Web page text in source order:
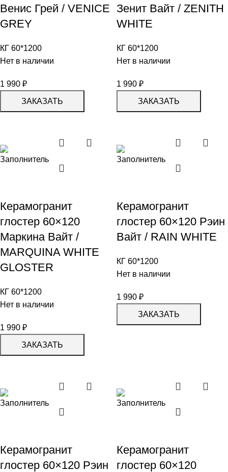
Венис Грей / VENICE
GREY
КГ 60*1200
Нет в наличии
1 990 ₽
ЗАКАЗАТЬ
Зенит Вайт / ZENITH
WHITE
КГ 60*1200
Нет в наличии
1 990 ₽
ЗАКАЗАТЬ
Керамогранит
глостер 60×120
Маркина Вайт /
MARQUINA WHITE
GLOSTER
КГ 60*1200
Нет в наличии
1 990 ₽
ЗАКАЗАТЬ
Керамогранит
глостер 60×120 Рэин
Вайт / RAIN WHITE
КГ 60*1200
Нет в наличии
1 990 ₽
ЗАКАЗАТЬ
Керамогранит
глостер 60×120 Рэин
Керамогранит
глостер 60×120